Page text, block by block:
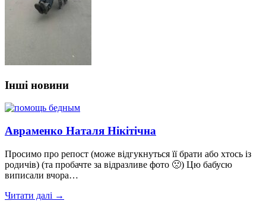
Інші новини
Авраменко Наталя Нікітічна
Просимо про репост (може відгукнуться її брати або хтось із
родичів) (та пробачте за відразливе фото 🙁) Цю бабусю
виписали вчора…
Читати далі →